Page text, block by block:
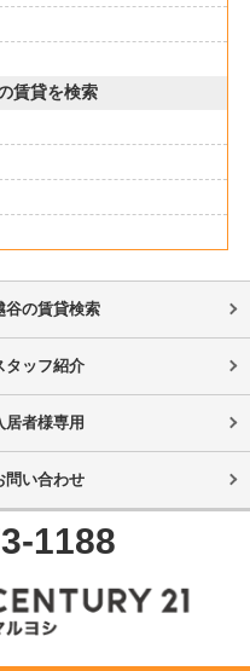
賃貸を検索
谷の賃貸検索
タッフ紹介
居者様専用
問い合わせ
1188